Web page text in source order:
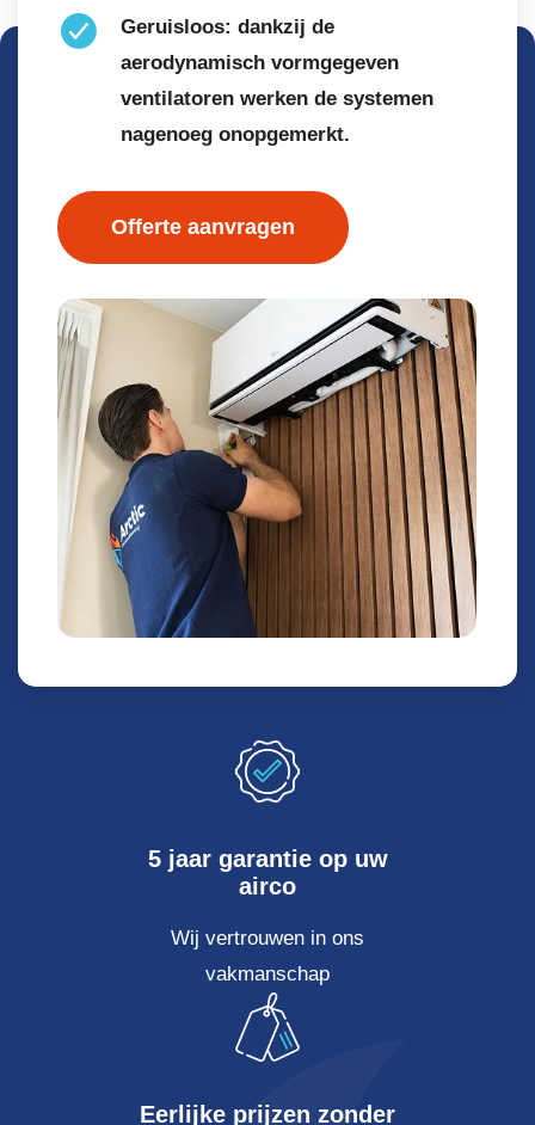
Geruisloos: dankzij de
aerodynamisch vormgegeven
ventilatoren werken de systemen
nagenoeg onopgemerkt.
Offerte aanvragen
5 jaar garantie op uw
airco
Wij vertrouwen in ons
vakmanschap
Eerlijke prijzen zonder